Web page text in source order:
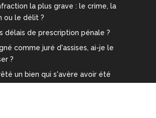
la plus grave : le crime, la
ou le délit ?
délais de prescription pénale ?
comme juré d'assises, ai-je le
?
un bien qui s'avère avoir été
je risque quelque chose ?